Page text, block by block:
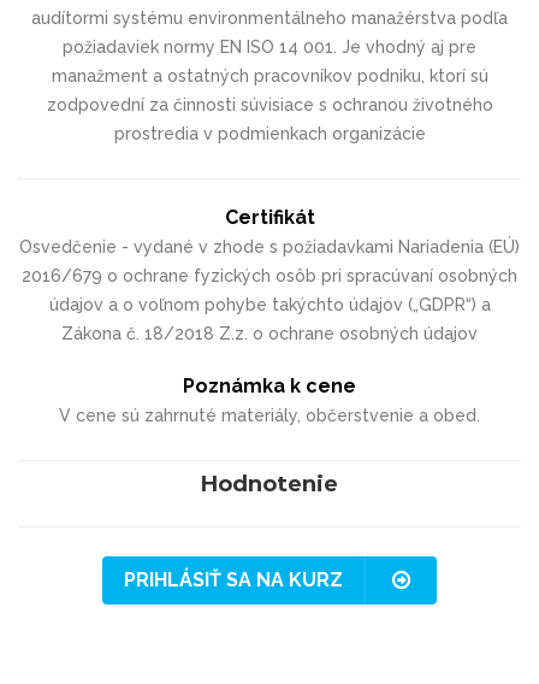
audítormi systému environmentálneho manažérstva podľa
požiadaviek normy EN ISO 14 001. Je vhodný aj pre
manažment a ostatných pracovníkov podniku, ktorí sú
zodpovední za činnosti súvisiace s ochranou životného
prostredia v podmienkach organizácie
Certifikát
Osvedčenie - vydané v zhode s požiadavkami Nariadenia (EÚ)
2016/679 o ochrane fyzických osôb pri spracúvaní osobných
údajov a o voľnom pohybe takýchto údajov („GDPR“) a
Zákona č. 18/2018 Z.z. o ochrane osobných údajov
Poznámka k cene
V cene sú zahrnuté materiály, občerstvenie a obed.
Hodnotenie
PRIHLÁSIŤ SA NA KURZ